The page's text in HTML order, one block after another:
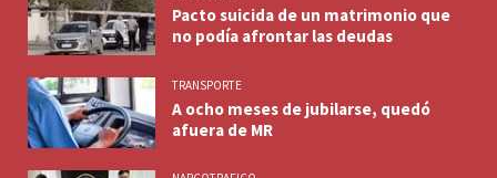
Pacto suicida de un matrimonio que
no podía afrontar las deudas
TRANSPORTE
A ocho meses de jubilarse, quedó
afuera de MR